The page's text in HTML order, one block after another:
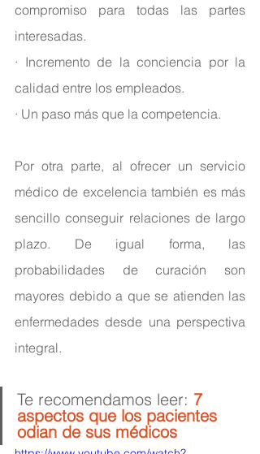
compromiso para todas las partes
interesadas.
· Incremento de la conciencia por la
calidad entre los empleados.
· Un paso más que la competencia.
Por otra parte, al ofrecer un servicio
médico de excelencia también es más
sencillo conseguir relaciones de largo
plazo. De igual forma, las
probabilidades de curación son
mayores debido a que se atienden las
enfermedades desde una perspectiva
integral.
Te recomendamos leer: 7
aspectos que los pacientes
odian de sus médicos